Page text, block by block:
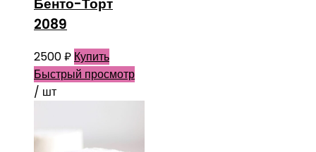
2089
2500₽ Купить
Быстрый просмотр
/ шт